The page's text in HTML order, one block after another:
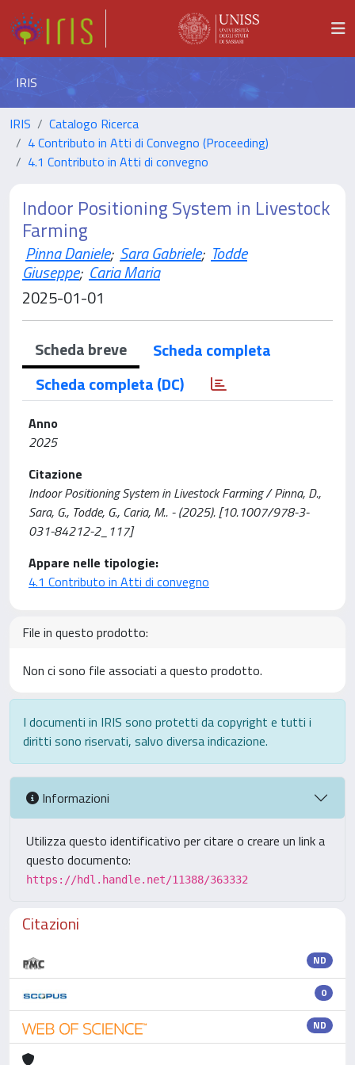
IRIS
IRIS
Catalogo Ricerca
4 Contributo in Atti di Convegno (Proceeding)
4.1 Contributo in Atti di convegno
Indoor Positioning System in Livestock
Farming
Pinna Daniele; Sara Gabriele; Todde
Giuseppe; Caria Maria
2025-01-01
Scheda breve
Scheda completa
Scheda completa (DC)
Anno
2025
Citazione
Indoor Positioning System in Livestock Farming / Pinna, D.,
Sara, G., Todde, G., Caria, M.. - (2025). [10.1007/978-3-
031-84212-2_117]
Appare nelle tipologie:
4.1 Contributo in Atti di convegno
File in questo prodotto:
Non ci sono file associati a questo prodotto.
I documenti in IRIS sono protetti da copyright e tutti i
diritti sono riservati, salvo diversa indicazione.
Informazioni
Utilizza questo identificativo per citare o creare un link a
questo documento:
https://hdl.handle.net/11388/363332
Citazioni
ND
0
ND